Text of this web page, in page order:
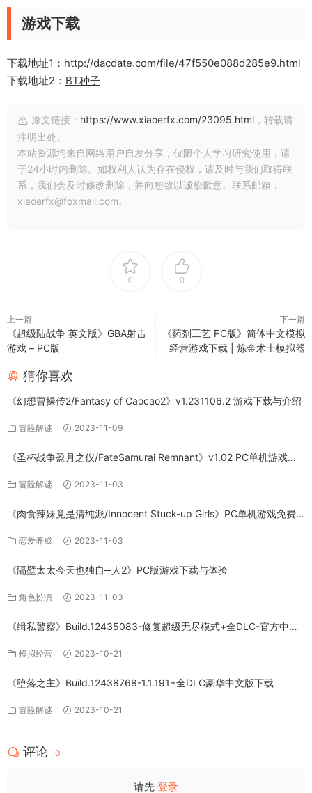
游戏下载
下载地址1： http://dacdate.com/file/47f550e088d285e9.html
下载地址2： BT种子
原文链接： https://www.xiaoerfx.com/23095.html ，转载请
注明出处。
本站资源均来自网络用户自发分享，仅限个人学习研究使用，请
于24小时内删除。如权利人认为存在侵权，请及时与我们取得联
系，我们会及时修改删除，并向您致以诚挚歉意。联系邮箱：
xiaoerfx@foxmail.com。
0 0
上一篇
《超级陆战争 英文版》GBA射击
游戏 – PC版
下一篇
《药剂工艺 PC版》简体中文模拟
经营游戏下载 | 炼金术士模拟器
猜你喜欢
《幻想曹操传2/Fantasy of Caocao2》v1.231106.2 游戏下载与介绍
冒险解谜 2023-11-09
《圣杯战争盈月之仪/FateSamurai Remnant》v1.02 PC单机游戏下
冒险解谜 2023-11-03
《肉食辣妹竟是清纯派/Innocent Stuck-up Girls》PC单机游戏免费
恋爱养成 2023-11-03
《隔壁太太今天也独自─人2》PC版游戏下载与体验
角色扮演 2023-11-03
《缉私警察》Build.12435083-修复超级无尽模式+全DLC-官方中文-
模拟经营 2023-10-21
《堕落之主》Build.12438768-1.1.191+全DLC豪华中文版下载
冒险解谜 2023-10-21
评论 0
请先 登录